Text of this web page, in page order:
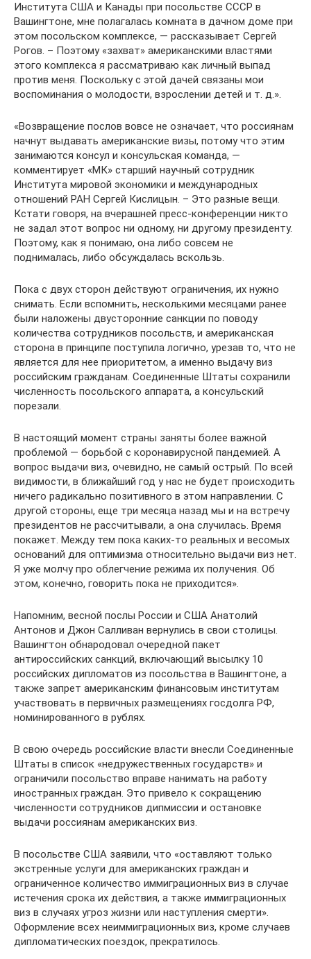
Института США и Канады при посольстве СССР в
Вашингтоне, мне полагалась комната в дачном доме при
этом посольском комплексе, — рассказывает Сергей
Рогов. – Поэтому «захват» американскими властями
этого комплекса я рассматриваю как личный выпад
против меня. Поскольку с этой дачей связаны мои
воспоминания о молодости, взрослении детей и т. д.».
«Возвращение послов вовсе не означает, что россиянам
начнут выдавать американские визы, потому что этим
занимаются консул и консульская команда, —
комментирует «МК» старший научный сотрудник
Института мировой экономики и международных
отношений РАН Сергей Кислицын. – Это разные вещи.
Кстати говоря, на вчерашней пресс-конференции никто
не задал этот вопрос ни одному, ни другому президенту.
Поэтому, как я понимаю, она либо совсем не
поднималась, либо обсуждалась вскользь.
Пока с двух сторон действуют ограничения, их нужно
снимать. Если вспомнить, несколькими месяцами ранее
были наложены двусторонние санкции по поводу
количества сотрудников посольств, и американская
сторона в принципе поступила логично, урезав то, что не
является для нее приоритетом, а именно выдачу виз
российским гражданам. Соединенные Штаты сохранили
численность посольского аппарата, а консульский
порезали.
В настоящий момент страны заняты более важной
проблемой — борьбой с коронавирусной пандемией. А
вопрос выдачи виз, очевидно, не самый острый. По всей
видимости, в ближайший год у нас не будет происходить
ничего радикально позитивного в этом направлении. С
другой стороны, еще три месяца назад мы и на встречу
президентов не рассчитывали, а она случилась. Время
покажет. Между тем пока каких-то реальных и весомых
оснований для оптимизма относительно выдачи виз нет.
Я уже молчу про облегчение режима их получения. Об
этом, конечно, говорить пока не приходится».
Напомним, весной послы России и США Анатолий
Антонов и Джон Салливан вернулись в свои столицы.
Вашингтон обнародовал очередной пакет
антироссийских санкций, включающий высылку 10
российских дипломатов из посольства в Вашингтоне, а
также запрет американским финансовым институтам
участвовать в первичных размещениях госдолга РФ,
номинированного в рублях.
В свою очередь российские власти внесли Соединенные
Штаты в список «недружественных государств» и
ограничили посольство вправе нанимать на работу
иностранных граждан. Это привело к сокращению
численности сотрудников дипмиссии и остановке
выдачи россиянам американских виз.
В посольстве США заявили, что «оставляют только
экстренные услуги для американских граждан и
ограниченное количество иммиграционных виз в случае
истечения срока их действия, а также иммиграционных
виз в случаях угроз жизни или наступления смерти».
Оформление всех неиммиграционных виз, кроме случаев
дипломатических поездок, прекратилось.